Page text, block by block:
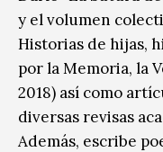
y el volumen
Historias de hijas,
por la Memoria, la
2018) así como
diversas revisas
Además, escribe